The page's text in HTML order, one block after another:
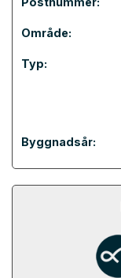
Område:
Typ:
Byggnadsår: